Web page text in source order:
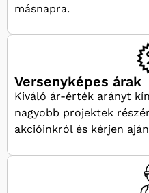
másnapra.
Versenyképes árak
Kiváló ár-érték arányt
nagyobb projektek
akcióinkról és kérjen